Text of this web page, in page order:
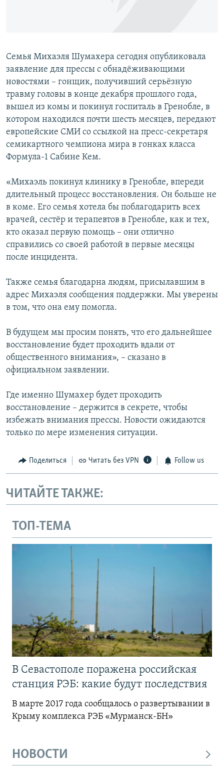
УКРАИНСКАЯ ПРОБЛЕМА КРЫМА
Все сайты RFE/RL
Семья Михаэля Шумахера сегодня опубликовала
заявление для прессы с обнадёживающими
новостями – гонщик, получивший серьёзную
травму головы в конце декабря прошлого года,
вышел из комы и покинул госпиталь в Гренобле, в
котором находился почти шесть месяцев, передают
европейские СМИ со ссылкой на пресс-секретаря
семикартного чемпиона мира в гонках класса
Формула-1 Сабине Кем.
«Михаэль покинул клинику в Гренобле, впереди
длительный процесс восстановления. Он больше не
в коме. Его семья хотела бы поблагодарить всех
врачей, сестёр и терапевтов в Гренобле, как и тех,
кто оказал первую помощь – они отлично
справились со своей работой в первые месяцы
после инцидента.
Также семья благодарна людям, присылавшим в
адрес Михаэля сообщения поддержки. Мы уверены
в том, что она ему помогла.
В будущем мы просим понять, что его дальнейшее
восстановление будет проходить вдали от
общественного внимания», – сказано в
официальном заявлении.
Где именно Шумахер будет проходить
восстановление – держится в секрете, чтобы
избежать внимания прессы. Новости ожидаются
только по мере изменения ситуации.
Поделиться Читать без VPN Follow us
ЧИТАЙТЕ ТАКЖЕ:
ТОП-ТЕМА
В Севастополе поражена российская
станция РЭБ: какие будут последствия
В марте 2017 года сообщалось о развертывании в
Крыму комплекса РЭБ «Мурманск-БН»
НОВОСТИ